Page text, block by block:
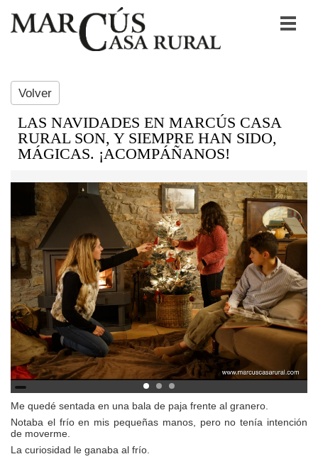
Volver
LAS NAVIDADES EN MARCÚS CASA
RURAL SON, Y SIEMPRE HAN SIDO,
MÁGICAS. ¡ACOMPÁÑANOS!
Me quedé sentada en una bala de paja frente al granero.
Notaba el frío en mis pequeñas manos, pero no tenía intención
de moverme.
La curiosidad le ganaba al frío.